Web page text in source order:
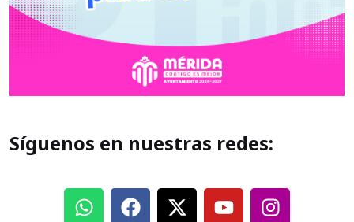
Síguenos en nuestras redes: